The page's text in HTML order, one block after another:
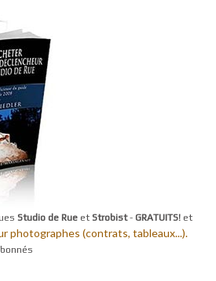
Studio de Rue et Strobist- GRATUITS! et
photographes (contrats, tableaux...).